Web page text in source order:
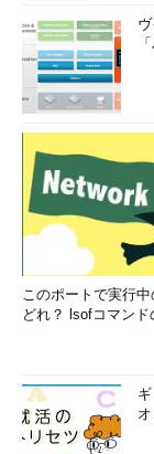
このポートで実行
どれ？ lsofコマンド